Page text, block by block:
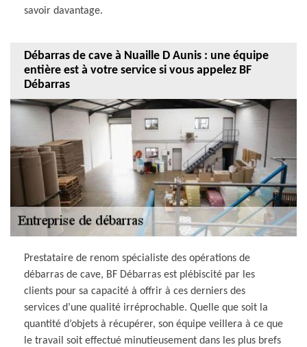
savoir davantage.
Débarras de cave à Nuaille D Aunis : une équipe
entière est à votre service si vous appelez BF
Débarras
Prestataire de renom spécialiste des opérations de
débarras de cave, BF Débarras est plébiscité par les
clients pour sa capacité à offrir à ces derniers des
services d’une qualité irréprochable. Quelle que soit la
quantité d’objets à récupérer, son équipe veillera à ce que
le travail soit effectué minutieusement dans les plus brefs